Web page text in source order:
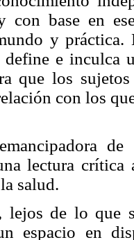
con base en
y
define e inculca
que los
con los
lectura
salud.
lejos de lo que
espacio en